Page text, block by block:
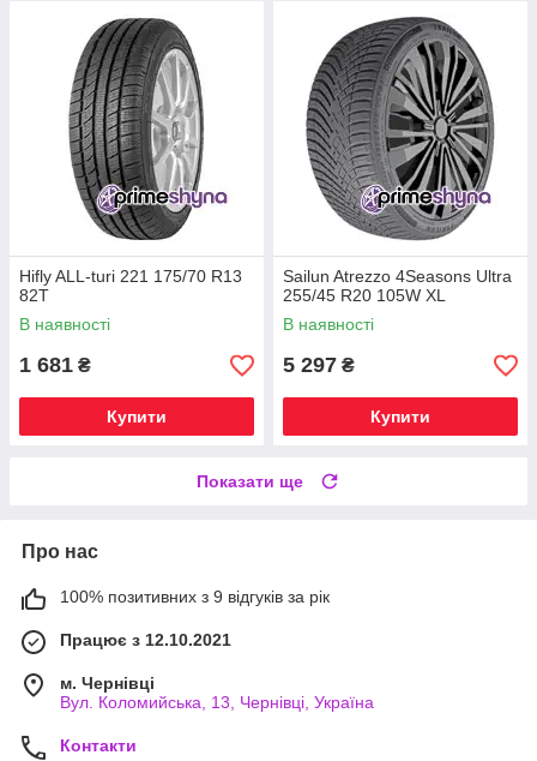
Hifly ALL-turi 221 175/70 R13
82T
В наявності
1 681 ₴
Купити
Sailun Atrezzo 4Seasons Ultra
255/45 R20 105W XL
В наявності
5 297 ₴
Купити
Показати ще
Про нас
100% позитивних з 9 відгуків за рік
Працює з 12.10.2021
м. Чернівці
Вул. Коломийська, 13, Чернівці, Україна
Контакти